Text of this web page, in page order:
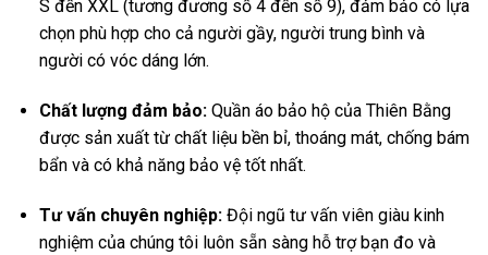
S đến XXL (tương đương số 4 đến số 9), đảm bảo có lựa
chọn phù hợp cho cả người gầy, người trung bình và
người có vóc dáng lớn.
Chất lượng đảm bảo:Quần áo bảo hộ của Thiên Bằng
được sản xuất từ chất liệu bền bỉ, thoáng mát, chống bám
bẩn và có khả năng bảo vệ tốt nhất.
Tư vấn chuyên nghiệp:Đội ngũ tư vấn viên giàu kinh
nghiệm của chúng tôi luôn sẵn sàng hỗ trợ bạn đo và